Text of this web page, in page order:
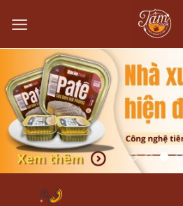
content